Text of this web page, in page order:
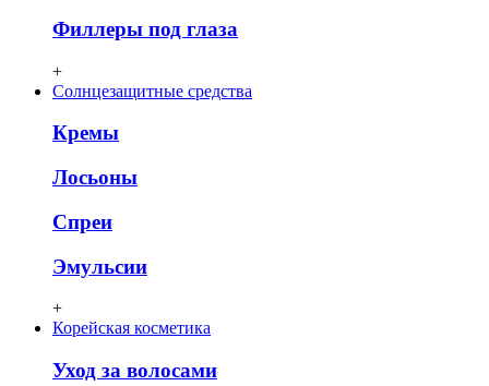
Филлеры под глаза
+
Солнцезащитные средства
Кремы
Лосьоны
Спреи
Эмульсии
+
Корейская косметика
Уход за волосами